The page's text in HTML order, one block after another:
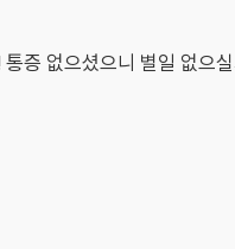
증 없으셨으니 별일 없으